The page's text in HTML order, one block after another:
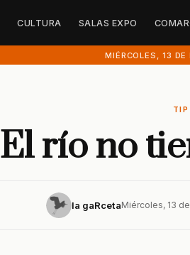
CULTURA SALAS EXPO
MIÉRCOLES, 13
TIP
El río no
la gaRcetaMiércoles, 13